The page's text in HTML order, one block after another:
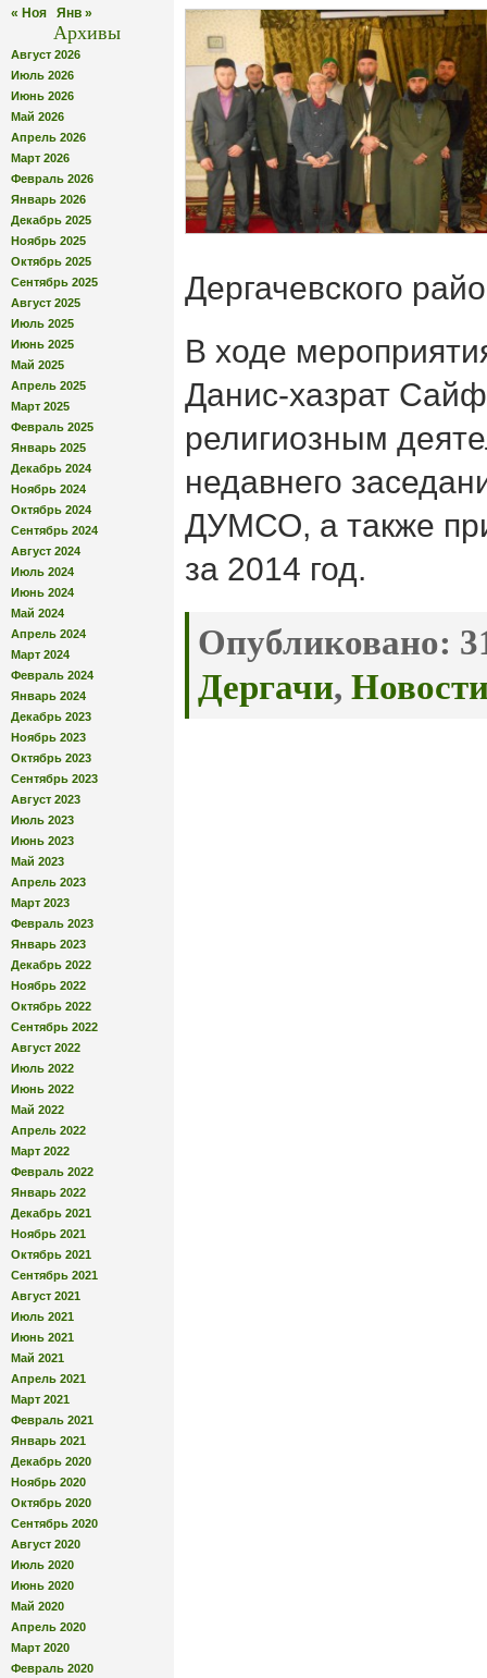
« Ноя Янв »
Архивы
Август 2026
Июль 2026
Июнь 2026
Май 2026
Апрель 2026
Март 2026
Февраль 2026
Январь 2026
Декабрь 2025
Ноябрь 2025
Октябрь 2025
Сентябрь 2025
Август 2025
Июль 2025
Июнь 2025
Май 2025
Апрель 2025
Март 2025
Февраль 2025
Январь 2025
Декабрь 2024
Ноябрь 2024
Октябрь 2024
Сентябрь 2024
Август 2024
Июль 2024
Июнь 2024
Май 2024
Апрель 2024
Март 2024
Февраль 2024
Январь 2024
Декабрь 2023
Ноябрь 2023
Октябрь 2023
Сентябрь 2023
Август 2023
Июль 2023
Июнь 2023
Май 2023
Апрель 2023
Март 2023
Февраль 2023
Январь 2023
Декабрь 2022
Ноябрь 2022
Октябрь 2022
Сентябрь 2022
Август 2022
Июль 2022
Июнь 2022
Май 2022
Апрель 2022
Март 2022
Февраль 2022
Январь 2022
Декабрь 2021
Ноябрь 2021
Октябрь 2021
Сентябрь 2021
Август 2021
Июль 2021
Июнь 2021
Май 2021
Апрель 2021
Март 2021
Февраль 2021
Январь 2021
Декабрь 2020
Ноябрь 2020
Октябрь 2020
Сентябрь 2020
Август 2020
Июль 2020
Июнь 2020
Май 2020
Апрель 2020
Март 2020
Февраль 2020
Дергачевского
В ходе
Данис-хазрат
религиозным
недавнего
ДУМСО, а также
за 2014 год.
Опубликовано:
Дергачи,